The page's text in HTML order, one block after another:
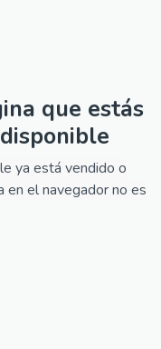
que estás
ya está vendido o
en el navegador no es